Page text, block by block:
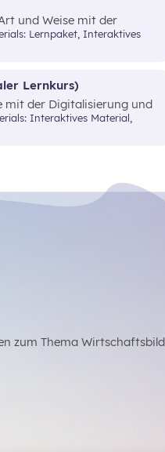
und Weise mit der
um eine bessere
Lernkurs)
mit der Digitalisierung und
Haushaltsplanung
zum Thema